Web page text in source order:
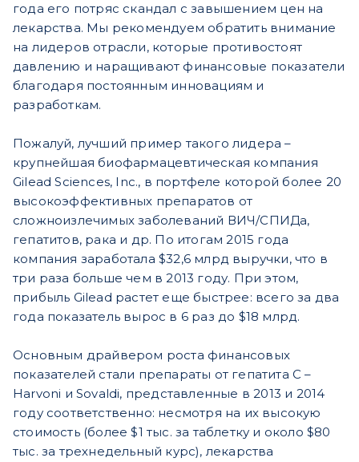
года его потряс скандал с завышением цен на
лекарства. Мы рекомендуем обратить внимание
на лидеров отрасли, которые противостоят
давлению и наращивают финансовые показатели
благодаря постоянным инновациям и
разработкам.
Пожалуй, лучший пример такого лидера –
крупнейшая биофармацевтическая компания
Gilead Sciences, Inc., в портфеле которой более 20
высокоэффективных препаратов от
сложноизлечимых заболеваний ВИЧ/СПИДа,
гепатитов, рака и др. По итогам 2015 года
компания заработала $32,6 млрд выручки, что в
три раза больше чем в 2013 году. При этом,
прибыль Gilead растет еще быстрее: всего за два
года показатель вырос в 6 раз до $18 млрд.
Основным драйвером роста финансовых
показателей стали препараты от гепатита С –
Harvoni и Sovaldi, представленные в 2013 и 2014
году соответственно: несмотря на их высокую
стоимость (более $1 тыс. за таблетку и около $80
тыс. за трехнедельный курс), лекарства